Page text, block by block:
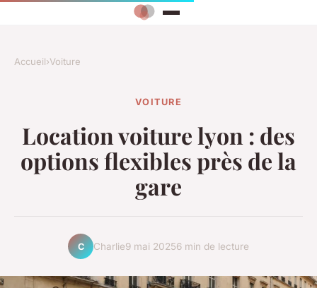
Accueil›Voiture
VOITURE
Location voiture lyon : des
options flexibles près de la
gare
C Charlie9 mai 20256 min de lecture